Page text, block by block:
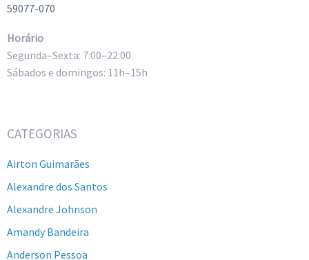
59077-070
Horário
Segunda–Sexta: 7:00–22:00
Sábados e domingos: 11h–15h
CATEGORIAS
Airton Guimarães
Alexandre dos Santos
Alexandre Johnson
Amandy Bandeira
Anderson Pessoa